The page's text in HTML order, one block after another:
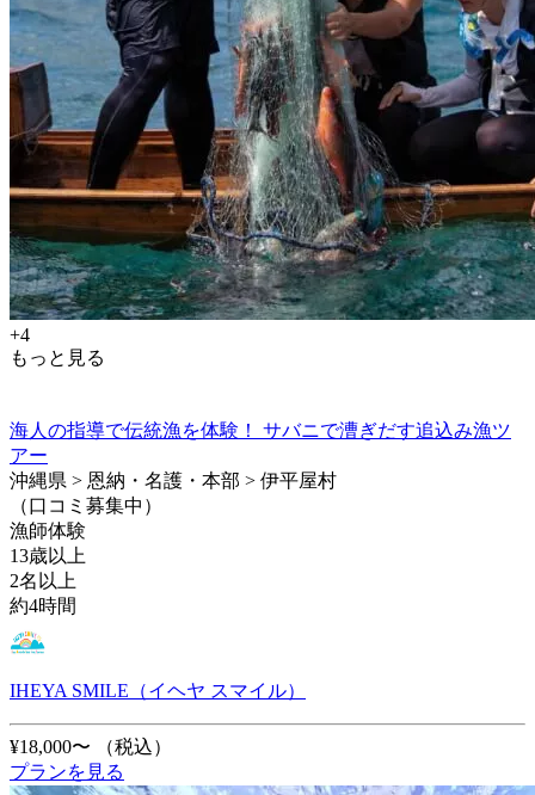
+4
もっと見る
海人の指導で伝統漁を体験！ サバニで漕ぎだす追込み漁ツ
アー
沖縄県 > 恩納・名護・本部 > 伊平屋村
（口コミ募集中）
漁師体験
13歳以上
2名以上
約4時間
IHEYA SMILE（イヘヤ スマイル）
¥18,000〜
（税込）
プランを見る